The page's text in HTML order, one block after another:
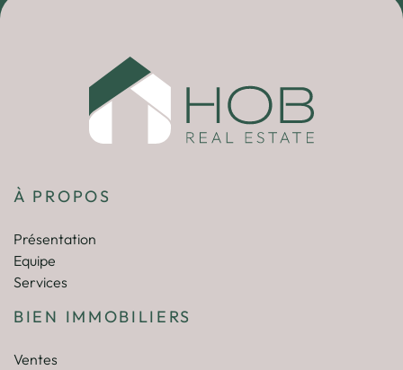
À PROPOS
Présentation
Equipe
Services
BIEN IMMOBILIERS
Ventes